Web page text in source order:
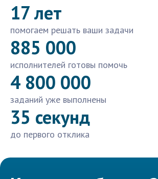
17 лет
помогаем решать ваши задачи
885 000
исполнителей готовы помочь
4 800 000
заданий уже выполнены
35 секунд
до первого отклика